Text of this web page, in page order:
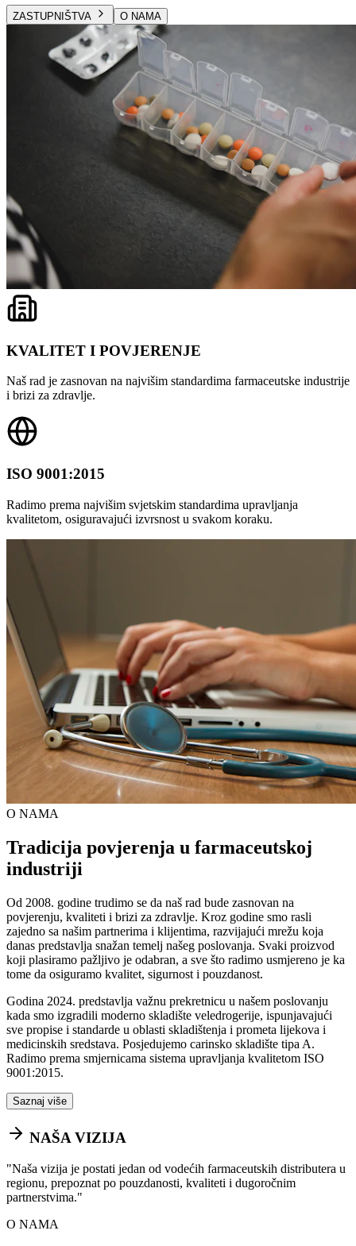
ZASTUPNIŠTVA O NAMA
KVALITET I POVJERENJE
Naš rad je zasnovan na najvišim standardima farmaceutske industrije
i brizi za zdravlje.
ISO 9001:2015
Radimo prema najvišim svjetskim standardima upravljanja
kvalitetom, osiguravajući izvrsnost u svakom koraku.
O NAMA
Tradicija povjerenja u farmaceutskoj
industriji
Od 2008. godine trudimo se da naš rad bude zasnovan na
povjerenju, kvaliteti i brizi za zdravlje. Kroz godine smo rasli
zajedno sa našim partnerima i klijentima, razvijajući mrežu koja
danas predstavlja snažan temelj našeg poslovanja. Svaki proizvod
koji plasiramo pažljivo je odabran, a sve što radimo usmjereno je ka
tome da osiguramo kvalitet, sigurnost i pouzdanost.
Godina 2024. predstavlja važnu prekretnicu u našem poslovanju
kada smo izgradili moderno skladište veledrogerije, ispunjavajući
sve propise i standarde u oblasti skladištenja i prometa lijekova i
medicinskih sredstava. Posjedujemo carinsko skladište tipa A.
Radimo prema smjernicama sistema upravljanja kvalitetom ISO
9001:2015.
Saznaj više
NAŠA VIZIJA
"Naša vizija je postati jedan od vodećih farmaceutskih distributera u
regionu, prepoznat po pouzdanosti, kvaliteti i dugoročnim
partnerstvima."
O NAMA